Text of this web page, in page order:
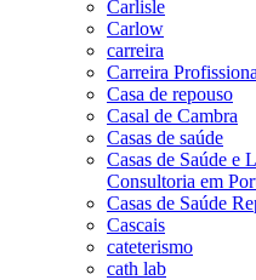
Carlisle
Carlow
carreira
Carreira
Casa de repouso
Casal de Cambra
Casas de saúde
Casas de Saúde e
Consultoria em
Casas de Saúde
Cascais
cateterismo
cath lab